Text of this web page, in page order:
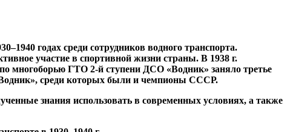
годах среди сотрудников водного транспорта.
участие в спортивной жизни страны. В 1938 г.
многоборью ГТО 2-й ступени ДСО «Водник» заняло третье
среди которых были и чемпионы СССР.
знания использовать в современных условиях, а также